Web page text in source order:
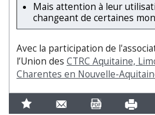
Mais attention à leur
changeant de certaines
Avec la participation de
l’Union des CTRC Aquitaine,
Charentes en Nouvelle-